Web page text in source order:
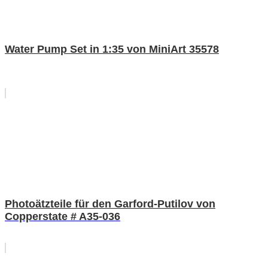
Water Pump Set in 1:35 von MiniArt 35578
Photoätzteile für den Garford-Putilov von
Copperstate # A35-036